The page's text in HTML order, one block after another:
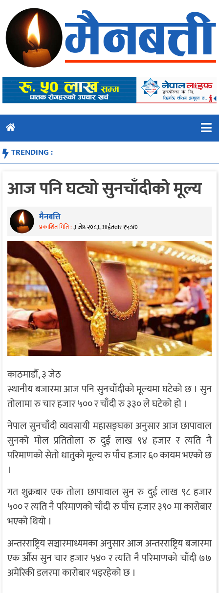
content
TRENDING :
आज पनि घट्यो सुनचाँदीको मूल्य
मैनबत्ति
प्रकाशित मिति :३ जेष्ठ २०८३, आईतवार १५:४०
काठमाडौँ, ३ जेठ
स्थानीय बजारमा आज पनि सुनचाँदीको मूल्यमा घटेको छ । सुन
तोलामा रु चार हजार ५०० र चाँदी रु ३३० ले घटेको हो ।
नेपाल सुनचाँदी व्यवसायी महासङ्घका अनुसार आज छापावाल
सुनको मोल प्रतितोला रु दुई लाख ९४ हजार र त्यति नै
परिमाणको सेतो धातुको मूल्य रु पाँच हजार ६० कायम भएको छ
।
गत शुक्रबार एक तोला छापावाल सुन रु दुई लाख ९८ हजार
५०० र त्यति नै परिमाणको चाँदी रु पाँच हजार ३९० मा कारोबार
भएको थियो ।
अन्तरराष्ट्रिय सञ्चारमाध्यमका अनुसार आज अन्तरराष्ट्रिय बजारमा
एक औँस सुन चार हजार ५४० र त्यति नै परिमाणको चाँदी ७७
अमेरिकी डलरमा कारोबार भइरहेको छ ।